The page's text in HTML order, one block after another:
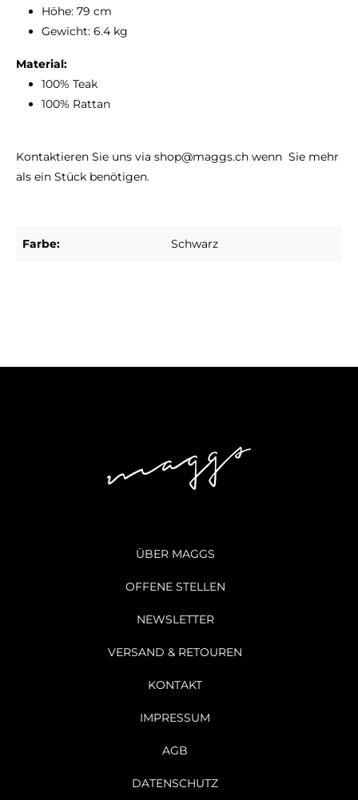
Höhe: 79 cm
Gewicht: 6.4 kg
Material:
100% Teak
100% Rattan
Kontaktieren Sie uns via shop@maggs.ch wenn Sie mehr
als ein Stück benötigen.
Farbe: Schwarz
ÜBER MAGGS
OFFENE STELLEN
NEWSLETTER
VERSAND & RETOUREN
KONTAKT
IMPRESSUM
AGB
DATENSCHUTZ